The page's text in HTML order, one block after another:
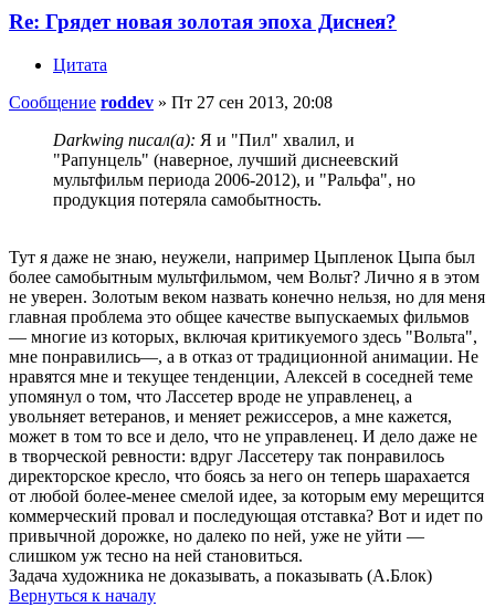
Re: Грядет новая золотая эпоха Диснея?
Цитата
Сообщение roddev » Пт 27 сен 2013, 20:08
Darkwing писал(а): Я и "Пил" хвалил, и
"Рапунцель" (наверное, лучший диснеевский
мультфильм периода 2006-2012), и "Ральфа", но
продукция потеряла самобытность.
Тут я даже не знаю, неужели, например Цыпленок Цыпа был
более самобытным мультфильмом, чем Вольт? Лично я в этом
не уверен. Золотым веком назвать конечно нельзя, но для меня
главная проблема это общее качестве выпускаемых фильмов
— многие из которых, включая критикуемого здесь "Вольта",
мне понравились—, а в отказ от традиционной анимации. Не
нравятся мне и текущее тенденции, Алексей в соседней теме
упомянул о том, что Лассетер вроде не управленец, а
увольняет ветеранов, и меняет режиссеров, а мне кажется,
может в том то все и дело, что не управленец. И дело даже не
в творческой ревности: вдруг Лассетеру так понравилось
директорское кресло, что боясь за него он теперь шарахается
от любой более-менее смелой идее, за которым ему мерещится
коммерческий провал и последующая отставка? Вот и идет по
привычной дорожке, но далеко по ней, уже не уйти —
слишком уж тесно на ней становиться.
Задача художника не доказывать, а показывать (А.Блок)
Вернуться к началу